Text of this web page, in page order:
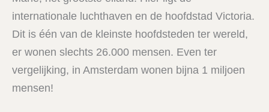
internationale luchthaven en de hoofdstad Victoria.
Dit is één van de kleinste hoofdsteden ter wereld,
er wonen slechts 26.000 mensen. Even ter
vergelijking, in Amsterdam wonen bijna 1 miljoen
mensen!